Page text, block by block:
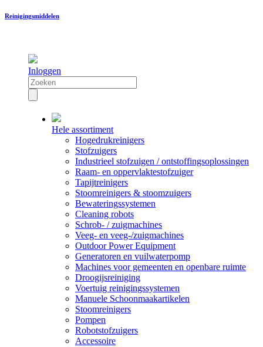
Reinigingsmiddelen
Inloggen
Hele assortiment
Hogedrukreinigers
Stofzuigers
Industrieel stofzuigen / ontstoffingsoplossingen
Raam- en oppervlaktestofzuiger
Tapijtreinigers
Stoomreinigers & stoomzuigers
Bewateringssystemen
Cleaning robots
Schrob- / zuigmachines
Veeg- en veeg-/zuigmachines
Outdoor Power Equipment
Generatoren en vuilwaterpomp
Machines voor gemeenten en openbare ruimte
Droogijsreiniging
Voertuig reinigingssystemen
Manuele Schoonmaakartikelen
Stoomreinigers
Pompen
Robotstofzuigers
Accessoire